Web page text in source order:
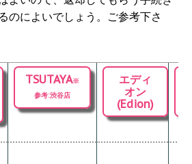
のによいでしょう。ご参考下さ
TSUTAYA※
参考:渋谷店
エディ
オン
(Edion)